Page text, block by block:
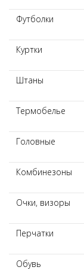
Футболки
Куртки
Штаны
Термобелье
Головные
Комбинезоны
Очки, визоры
Перчатки
Обувь